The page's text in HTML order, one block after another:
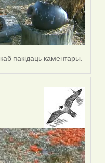
каб пакідаць каментары.